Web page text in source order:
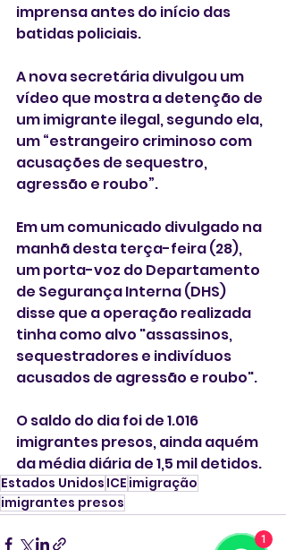
imprensa antes do início das
batidas policiais.
A nova secretária divulgou um
vídeo que mostra a detenção de
um imigrante ilegal, segundo ela,
um “estrangeiro criminoso com
acusações de sequestro,
agressão e roubo”.
Em um comunicado divulgado na
manhã desta terça-feira (28),
um porta-voz do Departamento
de Segurança Interna (DHS)
disse que a operação realizada
tinha como alvo "assassinos,
sequestradores e indivíduos
acusados ​​de agressão e roubo".
O saldo do dia foi de 1.016
imigrantes presos, ainda aquém
da média diária de 1,5 mil detidos.
Estados Unidos ICE imigração
imigrantes presos
1